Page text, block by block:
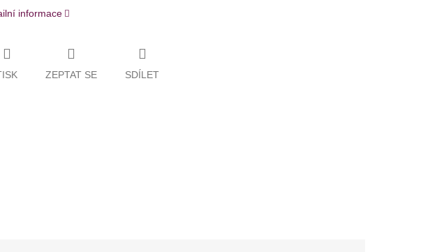
informace
ZEPTAT SE SDÍLET